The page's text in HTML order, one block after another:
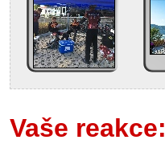
Vaše